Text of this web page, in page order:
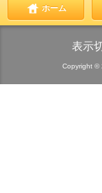
ホーム
表示
Copyright ©